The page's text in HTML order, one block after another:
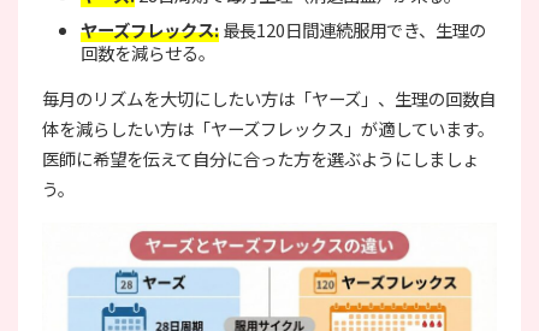
ヤーズフレックス:最長120日間連続服用でき、生理の
回数を減らせる。
毎月のリズムを大切にしたい方は「ヤーズ」、生理の回数自
体を減らしたい方は「ヤーズフレックス」が適しています。
医師に希望を伝えて自分に合った方を選ぶようにしましょ
う。